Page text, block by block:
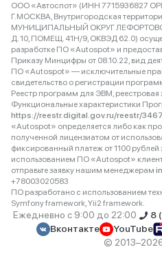
ООО «Автоспот» (ИНН 7715936827
Г.МОСКВА, Внутригородская
МУНИЦИПАЛЬНЫЙ ОКРУГ
Д. 10, ПОМЕЩ. 41Н/9, ОКВЭД 62.0)
разработке ПО «Autospot» и
Приказу Минцифры от 08.10.22, вид
ПО «Autospot» — исключительные
свидетельство о регистрации
Реестр программ для ЭВМ, реестровая
Функциональные характеристики
https://reestr.digital.gov.ru/reestr/
«Autospot» определяется либо как
полученной лицензиатом от
фиксированный платеж от 1100
использованием ПО «Autospot»
отправьте заявку нашим менеджерам
+78003020583
ПО разработано с использованием
Symfony framework, Yii2 framework.
Ежедневно с 9:00 до 22:00 8
Вконтакте
YouTube
©